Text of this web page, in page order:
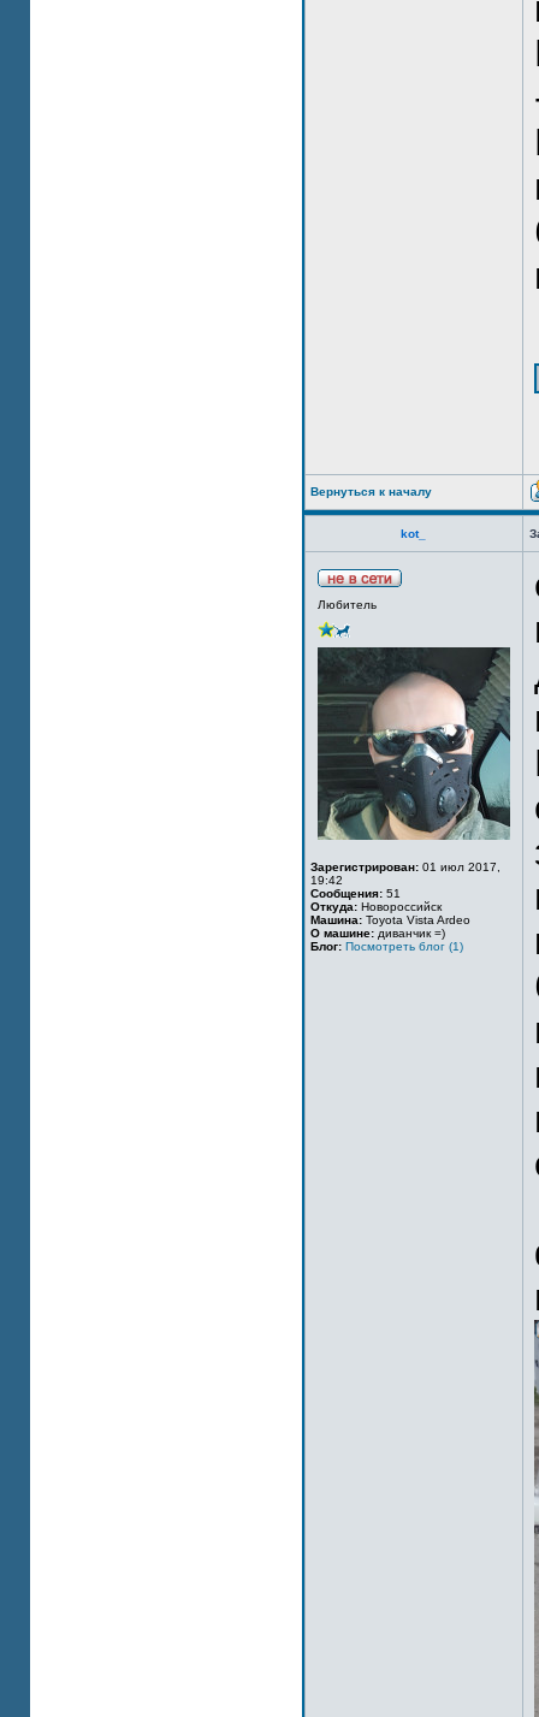
Вернуться к началу
kot_
Любитель
Зарегистрирован: 01 июл 2017,
19:42
Сообщения: 51
Откуда: Новороссийск
Машина: Toyota Vista Ardeo
О машине: диванчик =)
Блог: Посмотреть блог (1)